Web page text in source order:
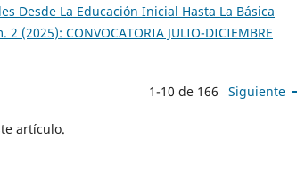
Desde La Educación Inicial Hasta La Básica
CONVOCATORIA JULIO-DICIEMBRE
1-10 de 166 Siguiente
artículo.